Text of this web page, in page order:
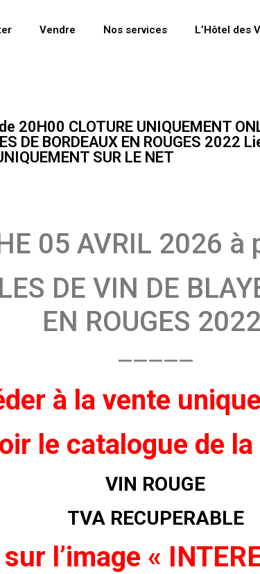
Vendre Nos services L’Hôtel des
CLOTURE UNIQUEMENT
DE BORDEAUX EN ROUGES
SUR LE NET
05 AVRIL 2026 à
DE VIN DE
EN ROUGES 2022
—————
à la vente
le catalogue de
VIN ROUGE
TVA RECUPERABLE
l’image «